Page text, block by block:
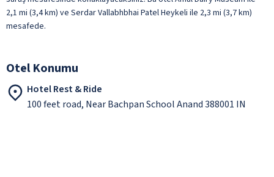
2,1 mi (3,4 km) ve Serdar Vallabhbhai Patel Heykeli ile 2,3 mi (3,7 km)
mesafede.
Otel Konumu
Hotel Rest & Ride
100 feet road, Near Bachpan School Anand 388001 IN